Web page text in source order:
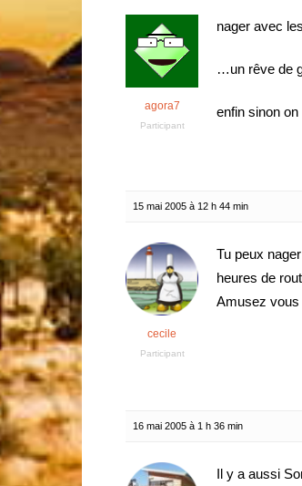
agora7
Participant
nager avec
…un rêve de
enfin sinon
15 mai 2005 à 12 h 44 min
cecile
Participant
Tu peux
heures de
Amusez vous
16 mai 2005 à 1 h 36 min
Il y a aussi